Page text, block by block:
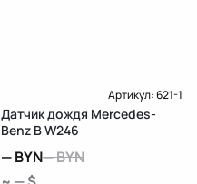
Артикул:621-1
Датчик дождя Mercedes-
Benz B W246
—BYN—BYN